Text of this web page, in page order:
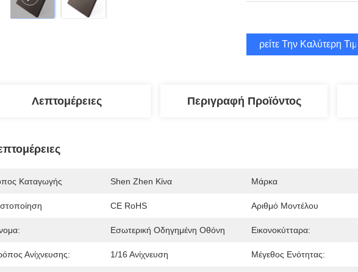
Βρείτε Την Καλύτερη Τιμή
Λεπτομέρειες Περιγραφή Προϊόντος
Καταγωγής Shen Zhen Κίνα Μάρκα
CE RoHS Αριθμό Μοντέλου
Εσωτερική Οδηγημένη Οθόνη Εικονοκύτταρα:
Ανίχνευσης: 1/16 Ανίχνευση Μέγεθος Ενότητας: